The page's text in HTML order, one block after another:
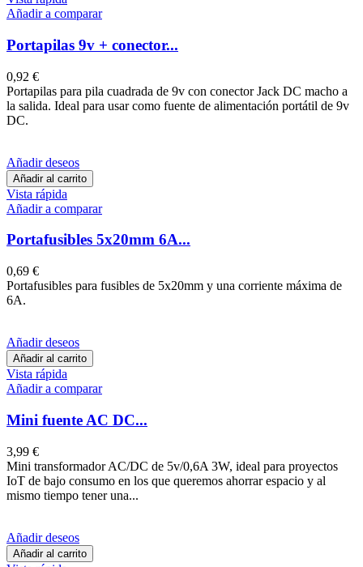
Añadir a comparar
Portapilas 9v + conector...
0,92 €
Portapilas para pila cuadrada de 9v con conector Jack DC macho a
la salida. Ideal para usar como fuente de alimentación portátil de 9v
DC.
Añadir deseos
Añadir al carrito
Vista rápida
Añadir a comparar
Portafusibles 5x20mm 6A...
0,69 €
Portafusibles para fusibles de 5x20mm y una corriente máxima de
6A.
Añadir deseos
Añadir al carrito
Vista rápida
Añadir a comparar
Mini fuente AC DC...
3,99 €
Mini transformador AC/DC de 5v/0,6A 3W, ideal para proyectos
IoT de bajo consumo en los que queremos ahorrar espacio y al
mismo tiempo tener una...
Añadir deseos
Añadir al carrito